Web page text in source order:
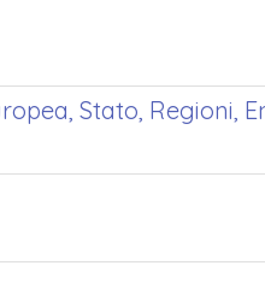
Stato, Regioni,